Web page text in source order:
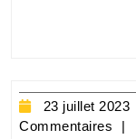
23 juillet 2023
Commentaires